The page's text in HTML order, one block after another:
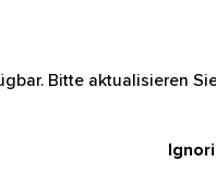
Bitte aktualisieren